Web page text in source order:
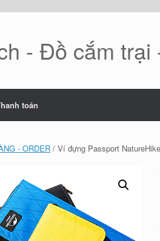
- Đồ cắm
toán
- ORDER / Ví đựng Passport